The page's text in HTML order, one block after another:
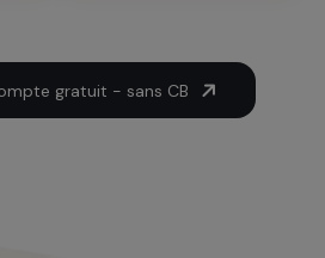
gratuit - sans CB